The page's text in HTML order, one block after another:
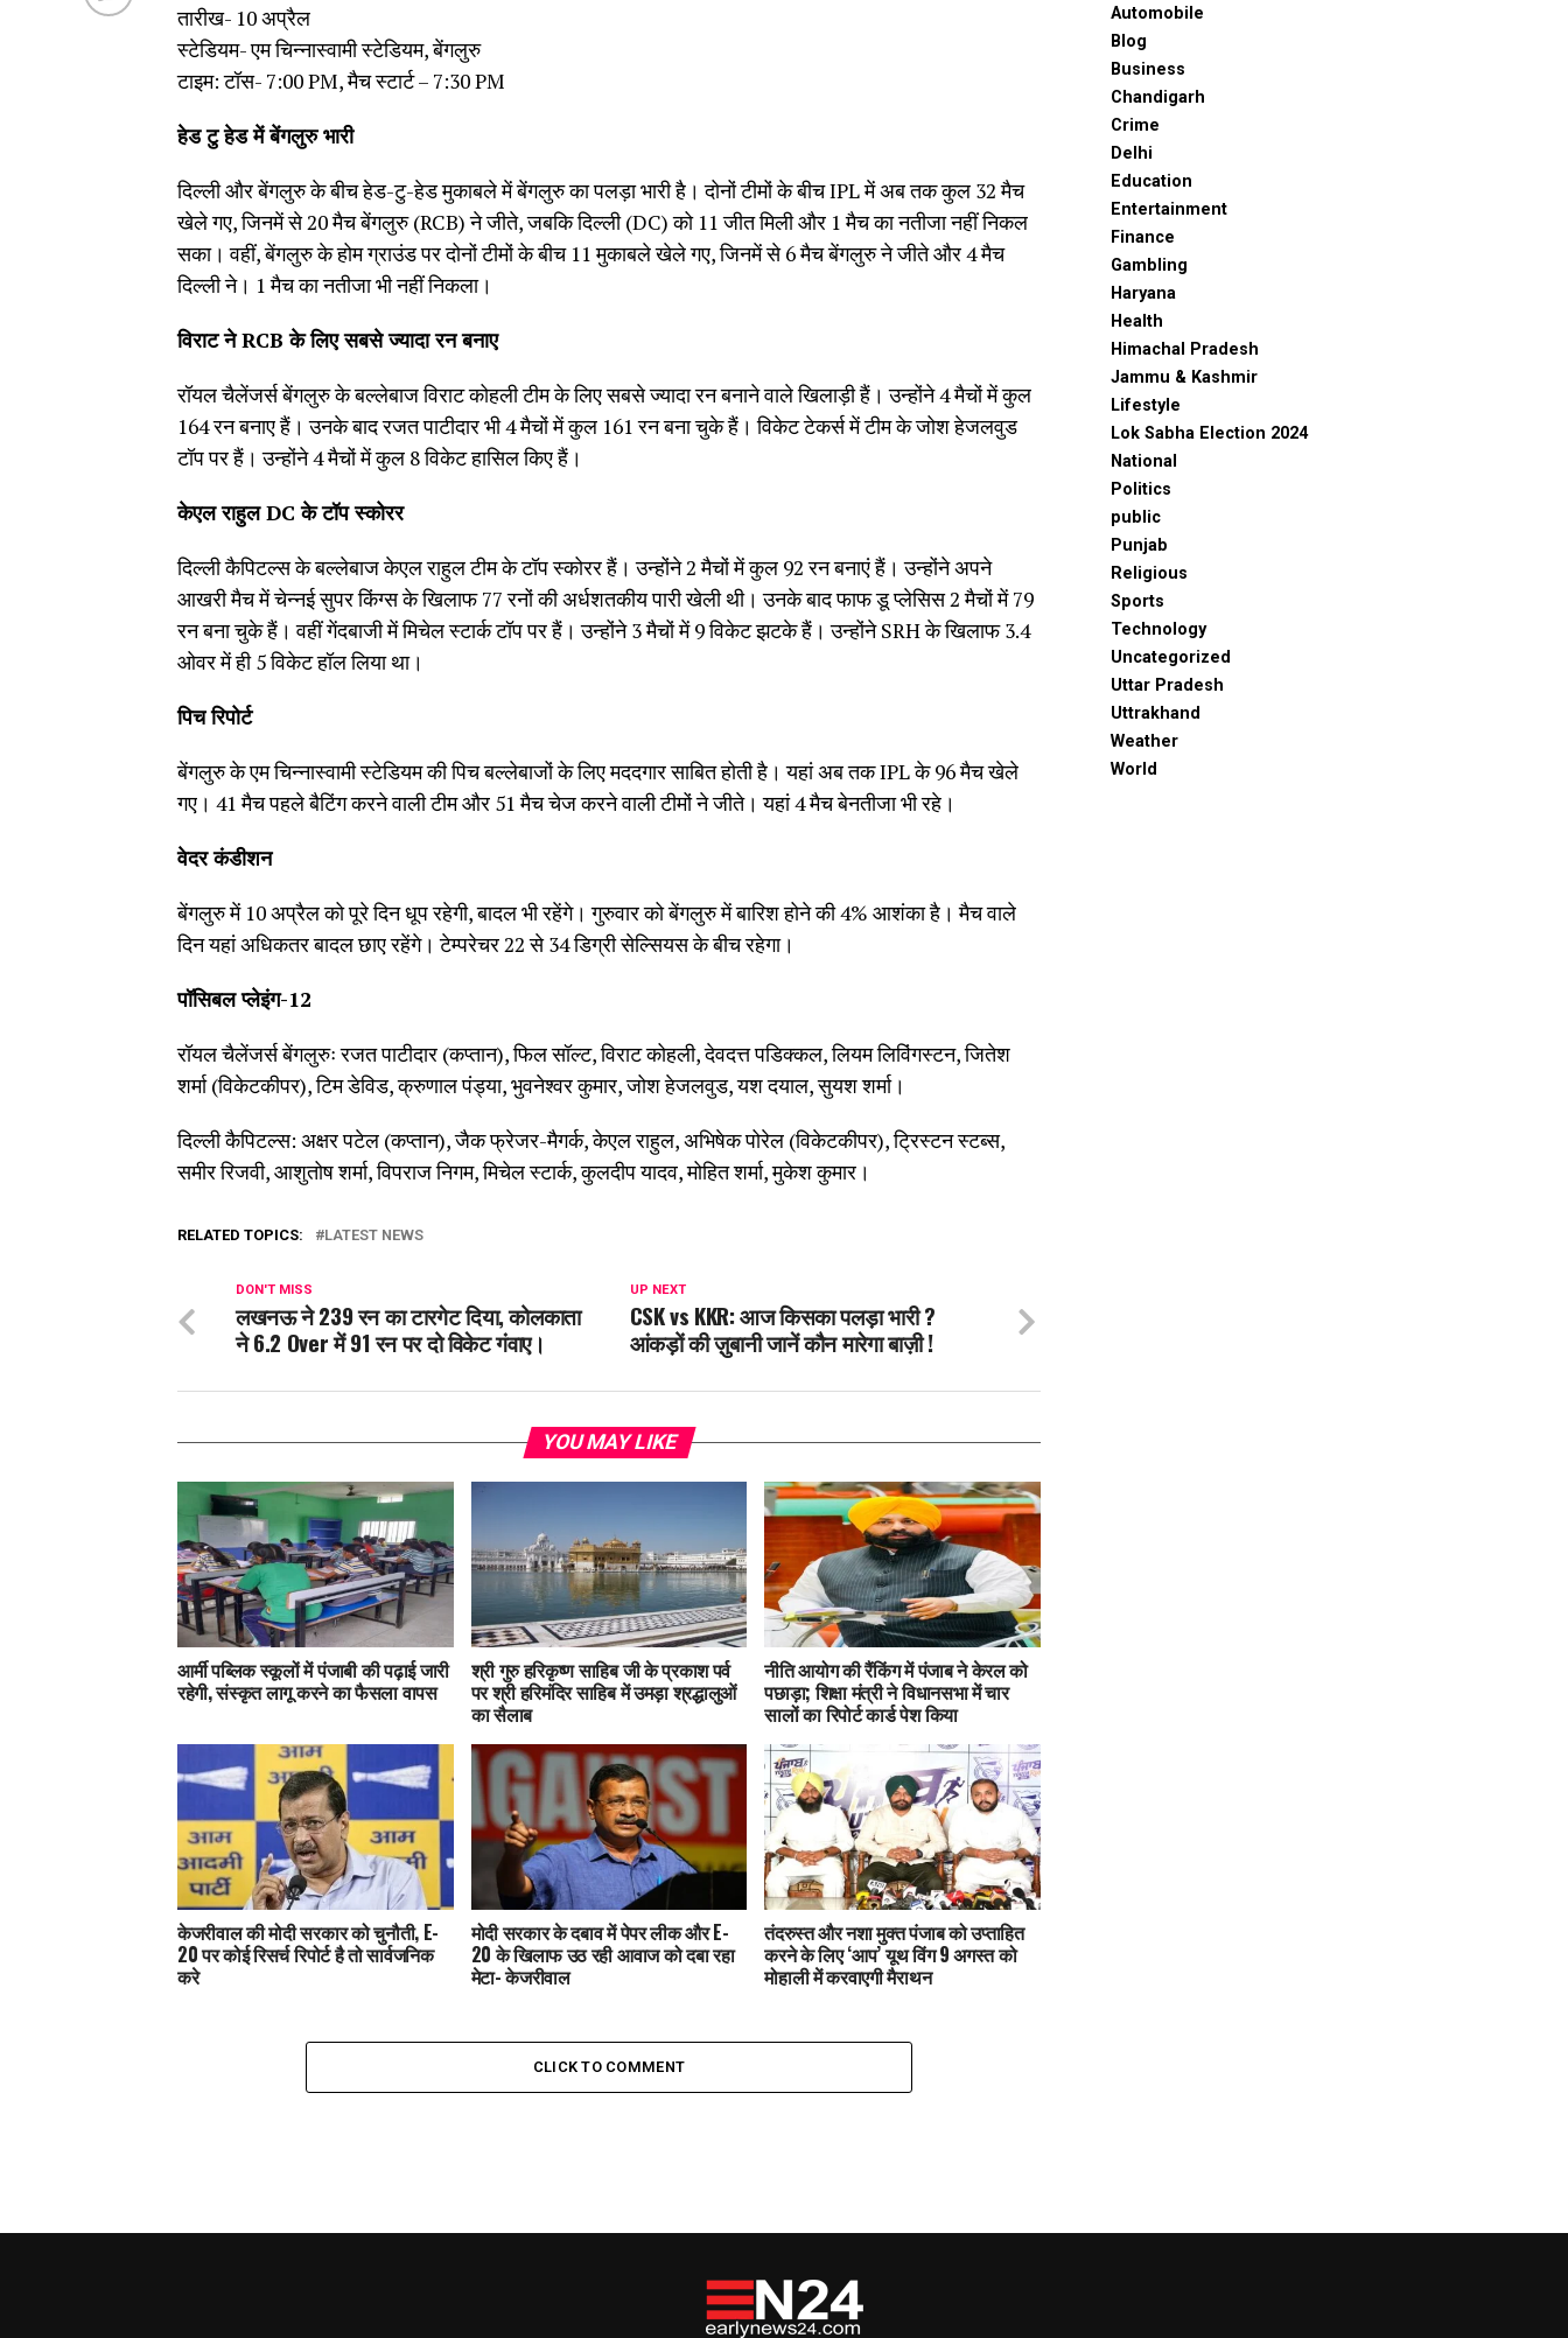
तारीख- 10 अप्रैल
स्टेडियम- एम चिन्नास्वामी स्टेडियम, बेंगलुरु
टाइम: टॉस- 7:00 PM, मैच स्टार्ट – 7:30 PM
हेड टु हेड में बेंगलुरु भारी
दिल्ली और बेंगलुरु के बीच हेड-टु-हेड मुकाबले में बेंगलुरु का पलड़ा भारी है। दोनों टीमों के बीच IPL में अब तक कुल 32 मैच
खेले गए, जिनमें से 20 मैच बेंगलुरु (RCB) ने जीते, जबकि दिल्ली (DC) को 11 जीत मिली और 1 मैच का नतीजा नहीं निकल
सका। वहीं, बेंगलुरु के होम ग्राउंड पर दोनों टीमों के बीच 11 मुकाबले खेले गए, जिनमें से 6 मैच बेंगलुरु ने जीते और 4 मैच
दिल्ली ने। 1 मैच का नतीजा भी नहीं निकला।
विराट ने RCB के लिए सबसे ज्यादा रन बनाए
रॉयल चैलेंजर्स बेंगलुरु के बल्लेबाज विराट कोहली टीम के लिए सबसे ज्यादा रन बनाने वाले खिलाड़ी हैं। उन्होंने 4 मैचों में कुल
164 रन बनाए हैं। उनके बाद रजत पाटीदार भी 4 मैचों में कुल 161 रन बना चुके हैं। विकेट टेकर्स में टीम के जोश हेजलवुड
टॉप पर हैं। उन्होंने 4 मैचों में कुल 8 विकेट हासिल किए हैं।
केएल राहुल DC के टॉप स्कोरर
दिल्ली कैपिटल्स के बल्लेबाज केएल राहुल टीम के टॉप स्कोरर हैं। उन्होंने 2 मैचों में कुल 92 रन बनाएं हैं। उन्होंने अपने
आखरी मैच में चेन्नई सुपर किंग्स के खिलाफ 77 रनों की अर्धशतकीय पारी खेली थी। उनके बाद फाफ डू प्लेसिस 2 मैचों में 79
रन बना चुके हैं। वहीं गेंदबाजी में मिचेल स्टार्क टॉप पर हैं। उन्होंने 3 मैचों में 9 विकेट झटके हैं। उन्होंने SRH के खिलाफ 3.4
ओवर में ही 5 विकेट हॉल लिया था।
पिच रिपोर्ट
बेंगलुरु के एम चिन्नास्वामी स्टेडियम की पिच बल्लेबाजों के लिए मददगार साबित होती है। यहां अब तक IPL के 96 मैच खेले
गए। 41 मैच पहले बैटिंग करने वाली टीम और 51 मैच चेज करने वाली टीमों ने जीते। यहां 4 मैच बेनतीजा भी रहे।
वेदर कंडीशन
बेंगलुरु में 10 अप्रैल को पूरे दिन धूप रहेगी, बादल भी रहेंगे। गुरुवार को बेंगलुरु में बारिश होने की 4% आशंका है। मैच वाले
दिन यहां अधिकतर बादल छाए रहेंगे। टेम्परेचर 22 से 34 डिग्री सेल्सियस के बीच रहेगा।
पॉसिबल प्लेइंग-12
रॉयल चैलेंजर्स बेंगलुरुः रजत पाटीदार (कप्तान), फिल सॉल्ट, विराट कोहली, देवदत्त पडिक्कल, लियम लिविंगस्टन, जितेश
शर्मा (विकेटकीपर), टिम डेविड, क्रुणाल पंड्या, भुवनेश्वर कुमार, जोश हेजलवुड, यश दयाल, सुयश शर्मा।
दिल्ली कैपिटल्स: अक्षर पटेल (कप्तान), जैक फ्रेजर-मैगर्क, केएल राहुल, अभिषेक पोरेल (विकेटकीपर), ट्रिस्टन स्टब्स,
समीर रिजवी, आशुतोष शर्मा, विपराज निगम, मिचेल स्टार्क, कुलदीप यादव, मोहित शर्मा, मुकेश कुमार।
RELATED TOPICS: LATEST NEWS
UP NEXT
CSK vs KKR: आज किसका पलड़ा भारी ?
आंकड़ों की ज़ुबानी जानें कौन मारेगा बाज़ी !
DON'T MISS
लखनऊ ने 239 रन का टारगेट दिया, कोलकाता
ने 6.2 Over में 91 रन पर दो विकेट गंवाए।
YOU MAY LIKE
आर्मी पब्लिक स्कूलों में पंजाबी की पढ़ाई जारी
रहेगी, संस्कृत लागू करने का फैसला वापस
श्री गुरु हरिकृष्ण साहिब जी के प्रकाश पर्व
पर श्री हरिमंदिर साहिब में उमड़ा श्रद्धालुओं
का सैलाब
नीति आयोग की रैंकिंग में पंजाब ने केरल को
पछाड़ा; शिक्षा मंत्री ने विधानसभा में चार
सालों का रिपोर्ट कार्ड पेश किया
केजरीवाल की मोदी सरकार को चुनौती, E-
20 पर कोई रिसर्च रिपोर्ट है तो सार्वजनिक
करे
मोदी सरकार के दबाव में पेपर लीक और E-
20 के खिलाफ उठ रही आवाज को दबा रहा
मेटा- केजरीवाल
तंदरुस्त और नशा मुक्त पंजाब को उप्ताहित
करने के लिए ‘आप’ यूथ विंग 9 अगस्त को
मोहाली में करवाएगी मैराथन
CLICK TO COMMENT
Automobile
Blog
Business
Chandigarh
Crime
Delhi
Education
Entertainment
Finance
Gambling
Haryana
Health
Himachal Pradesh
Jammu & Kashmir
Lifestyle
Lok Sabha Election 2024
National
Politics
public
Punjab
Religious
Sports
Technology
Uncategorized
Uttar Pradesh
Uttrakhand
Weather
World